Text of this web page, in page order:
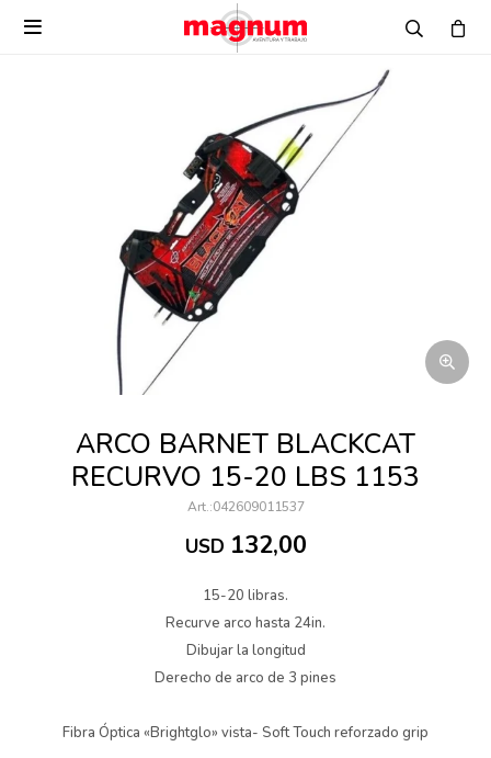

ARCO BARNET BLACKCAT
RECURVO 15-20 LBS 1153
042609011537
USD 132,00
15-20 libras.
Recurve arco hasta 24in.
Dibujar la longitud
Derecho de arco de 3 pines
Fibra Óptica «Brightglo» vista- Soft Touch reforzado grip